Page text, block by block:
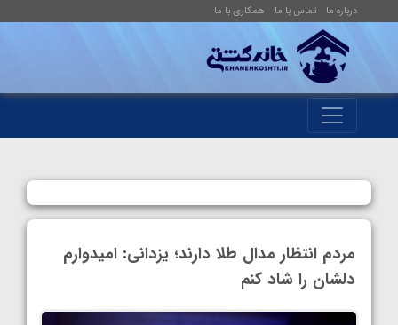
درباره ما تماس با ما همکاری با ما
مردم انتظار مدال طلا دارند؛ یزدانی: امیدوارم
دلشان را شاد کنم